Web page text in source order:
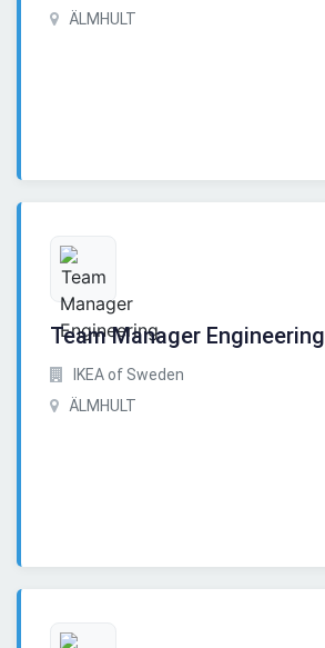
ÄLMHULT
Team Manager Engineering
IKEA of Sweden
ÄLMHULT